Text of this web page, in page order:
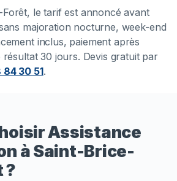
Forêt, le tarif est annoncé avant
majoration nocturne, week-end
inclus, paiement après
30 jours. Devis gratuit par
84 30 51.
Assistance
à Saint-Brice-
?